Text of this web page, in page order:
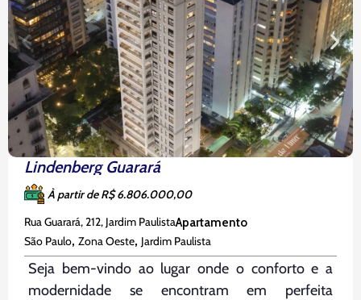
Lindenberg Guarará
À partir de R$ 6.806.000,00
Rua Guarará, 212, Jardim PaulistaApartamento
São Paulo, Zona Oeste, Jardim Paulista
Seja bem-vindo ao lugar onde o conforto e a
modernidade se encontram em perfeita